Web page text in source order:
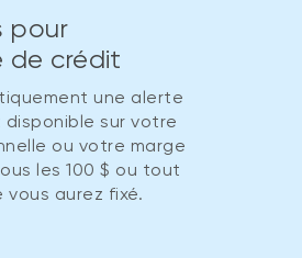
pour
de crédit
une alerte
sur votre
ou votre marge
les 100 $ ou tout
aurez fixé.